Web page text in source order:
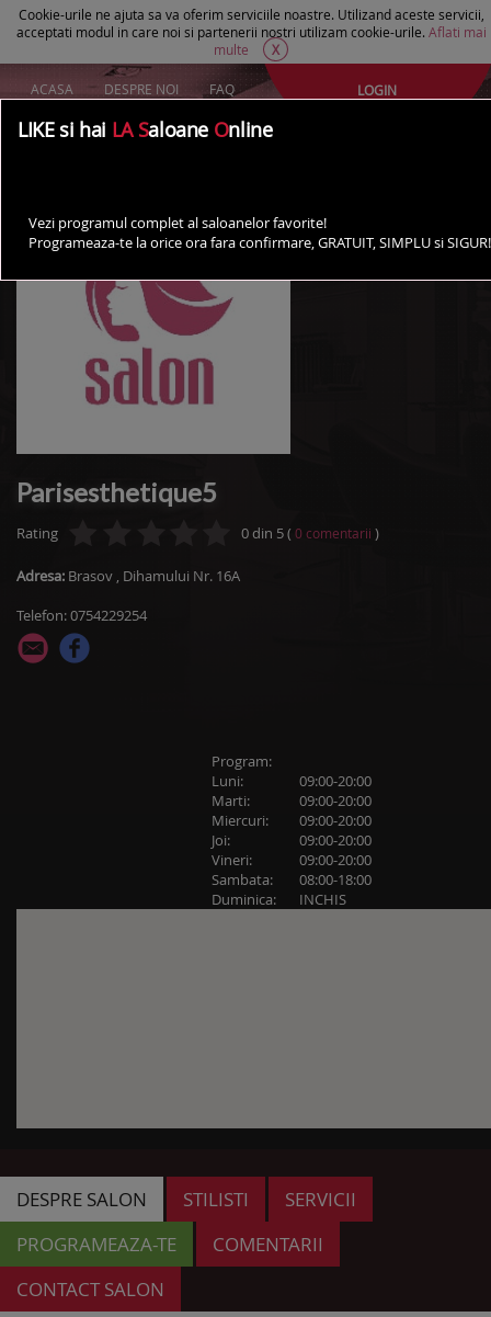
Cookie-urile ne ajuta sa va oferim serviciile noastre. Utilizand aceste servicii,
acceptati modul in care noi si partenerii nostri utilizam cookie-urile. Aflati mai
multe
X
ACASA DESPRE NOI FAQ
AI UN SALON?
LOGIN
Parisesthetique5
Rating 0din 5( 0 comentarii )
Adresa: Brasov , Dihamului Nr. 16A
Telefon: 0754229254
Program:
Luni:
09:00-20:00
Marti:
09:00-20:00
Miercuri:
09:00-20:00
Joi:
09:00-20:00
Vineri:
09:00-20:00
Sambata:
08:00-18:00
Duminica:
INCHIS
DESPRE SALON STILISTI
SERVICII
PROGRAMEAZA-TE
COMENTARII
CONTACT SALON
LIKE si hai LA Saloane Online
Vezi programul complet al saloanelor favorite!
Programeaza-te la orice ora fara confirmare, GRATUIT, SIMPLU si SIGUR!